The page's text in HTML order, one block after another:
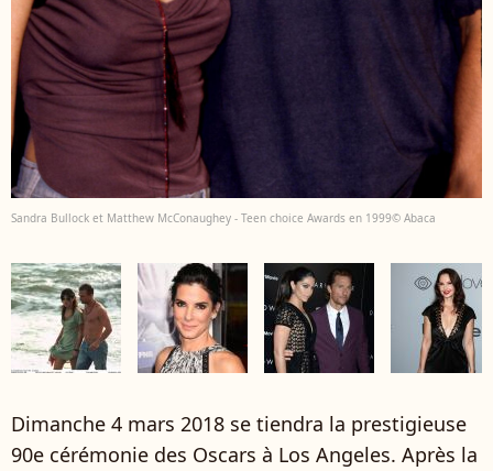
Sandra Bullock et Matthew McConaughey - Teen choice Awards en 1999© Abaca
Dimanche 4 mars 2018 se tiendra la prestigieuse
90e cérémonie des Oscars à Los Angeles. Après la